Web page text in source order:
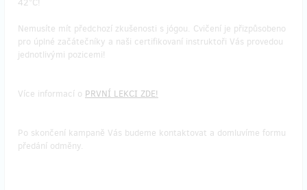
Nemusíte mít předchozí zkušenosti s jógou. Cvičení je přizpůsobeno
pro úplné začátečníky a naši certifikovaní instruktoři Vás provedou
jednotlivými pozicemi!
Více informací o PRVNÍ LEKCI ZDE!
Po skončení kampaně Vás budeme kontaktovat a domluvíme formu
předání odměny.